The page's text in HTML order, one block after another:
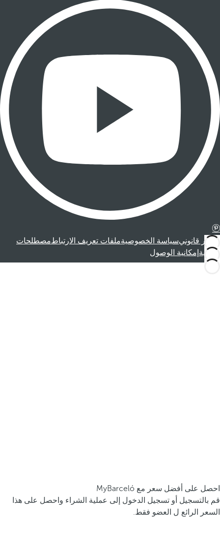
إشعار قانونيسياسة الخصوصيةملفات تعريف الارتباطمصطلحات
قانونية إمكانية الوصول
احصل على أفضل سعر مع MyBarceló
قم بالتسجيل أو تسجيل الدخول إلى عملية الشراء واحصل على هذا
السعر الرائع ل العضو فقط.